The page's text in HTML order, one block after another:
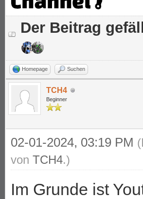
Der Beitrag
Homepage Suchen
TCH4
Beginner
02-01-2024, 03:19 PM
von TCH4.)
Im Grunde ist